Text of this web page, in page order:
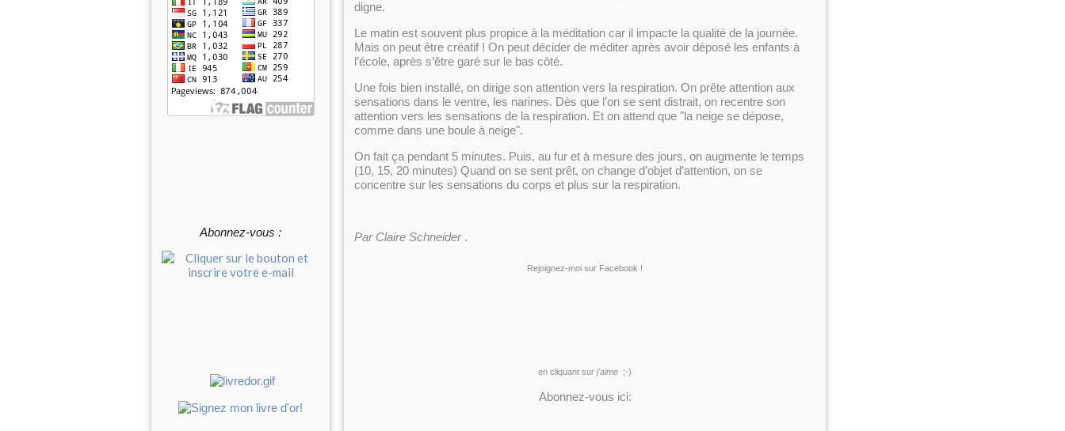
Abonnez-vous :
digne.
Le matin est souvent plus propice à la méditation car il impacte la qualité de la journée.
Mais on peut être créatif ! On peut décider de méditer après avoir déposé les enfants à
l’école, après s’être garé sur le bas côté.
Une fois bien installé, on dirige son attention vers la respiration. On prête attention aux
sensations dans le ventre, les narines. Dès que l’on se sent distrait, on recentre son
attention vers les sensations de la respiration. Et on attend que "la neige se dépose,
comme dans une boule à neige".
On fait ça pendant 5 minutes. Puis, au fur et à mesure des jours, on augmente le temps
(10, 15, 20 minutes) Quand on se sent prêt, on change d’objet d’attention, on se
concentre sur les sensations du corps et plus sur la respiration.
Par Claire Schneider .
Rejoignez-moi sur Facebook !
en cliquant sur j'aime ;-)
Abonnez-vous ici: